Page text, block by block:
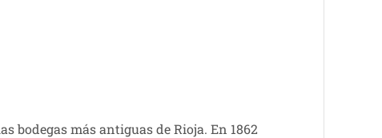
bodegas más antiguas de Rioja. En 1862